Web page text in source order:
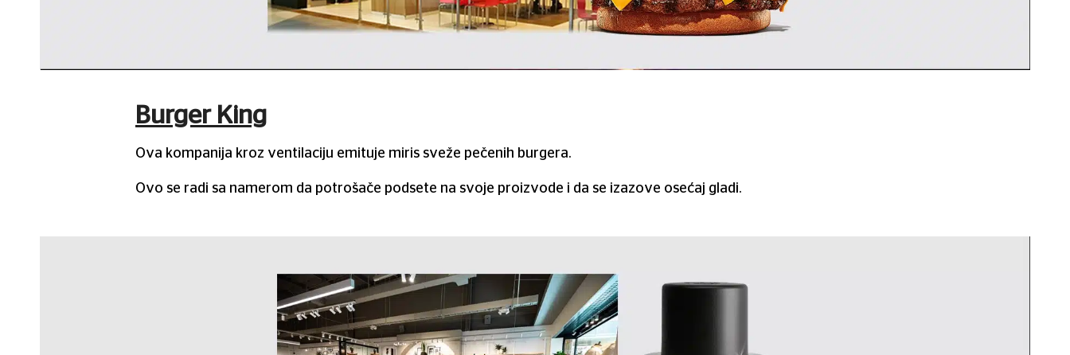
Burger King
Ova kompanija kroz ventilaciju emituje miris sveže pečenih burgera.
Ovo se radi sa namerom da potrošače podsete na svoje proizvode i da se izazove osećaj gladi.